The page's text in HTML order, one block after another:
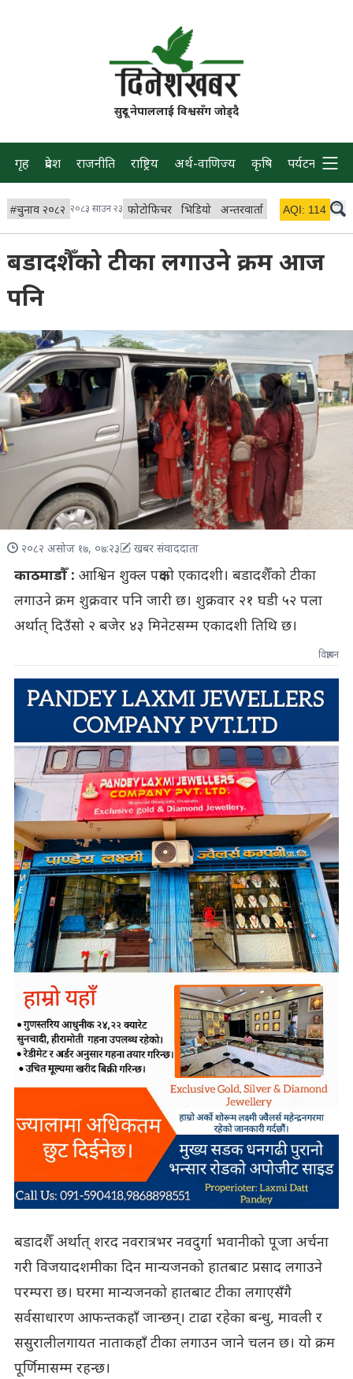
सुदूर नेपाललाई विश्वसँग जोड्दै
गृह प्रदेश राजनीति राष्ट्रिय अर्थ-वाणिज्य कृषि पर्यटन प्रवास
#चुनाव २०८२ २०८३ साउन २३ फोटोफिचर भिडियो अन्तरवार्ता विचार/ब्लग
AQI: 114
बडादशैँको टीका लगाउने क्रम आज
पनि
२०८२ असोज १७, ०७:२३ खबर संवाददाता
काठमाडौँ : आश्विन शुक्ल पक्षको एकादशी। बडादशैँको टीका
लगाउने क्रम शुक्रवार पनि जारी छ। शुक्रवार २१ घडी ५२ पला
अर्थात् दिउँसो २ बजेर ४३ मिनेटसम्म एकादशी तिथि छ।
विज्ञापन
बडादशैँ अर्थात् शरद नवरात्रभर नवदुर्गा भवानीको पूजा अर्चना
गरी विजयादशमीका दिन मान्यजनको हातबाट प्रसाद लगाउने
परम्परा छ। घरमा मान्यजनको हातबाट टीका लगाएसँगै
सर्वसाधारण आफन्तकहाँ जान्छन्। टाढा रहेका बन्धु, मावली र
ससुरालीलगायत नाताकहाँ टीका लगाउन जाने चलन छ। यो क्रम
पूर्णिमासम्म रहन्छ।